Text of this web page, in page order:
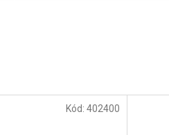
Kód: 402400